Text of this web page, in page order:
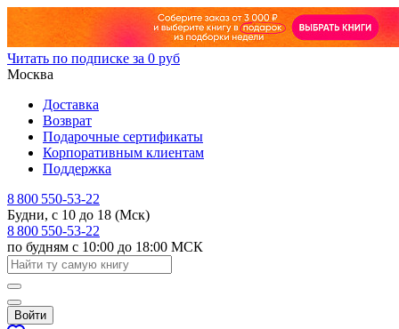
Читать по подписке за 0 руб
Москва
Доставка
Возврат
Подарочные сертификаты
Корпоративным клиентам
Поддержка
8 800 550-53-22
Будни, с 10 до 18 (Мск)
8 800 550-53-22
по будням с 10:00 до 18:00 МСК
Войти